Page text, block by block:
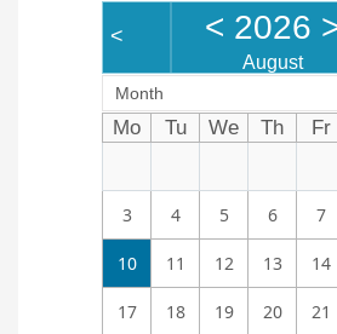
< < 2026
August
Month
Mo Tu We Th Fr
3 4 5 6 7
10 11 12 13 14
17 18 19 20 21